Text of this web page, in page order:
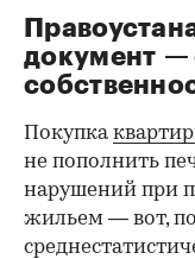
00:00
документ —
Покупка
не пополнить
нарушений при
жильем — вот,